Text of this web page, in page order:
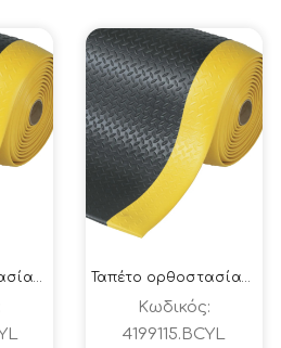
Κωδικός:
4199115.BCYL